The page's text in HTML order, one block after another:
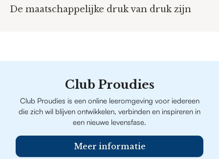
De maatschappelijke druk van druk zijn
Club Proudies
Club Proudies is een online leeromgeving voor iedereen
die zich wil blijven ontwikkelen, verbinden en inspireren in
een nieuwe levensfase.
Meer informatie